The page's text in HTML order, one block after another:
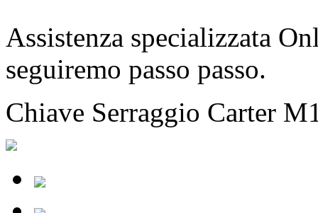
Assistenza specializzata
seguiremo passo passo.
Chiave Serraggio Carter